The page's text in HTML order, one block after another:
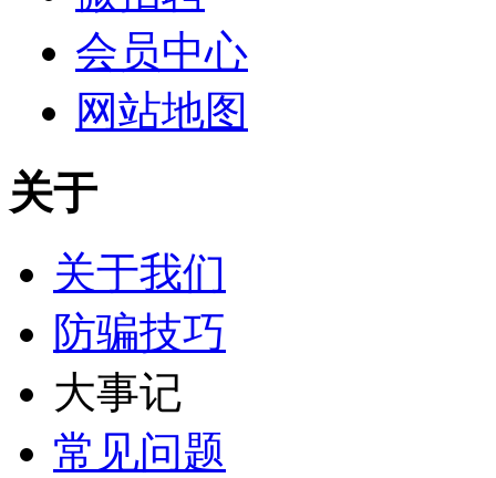
会员中心
网站地图
关于
关于我们
防骗技巧
大事记
常见问题